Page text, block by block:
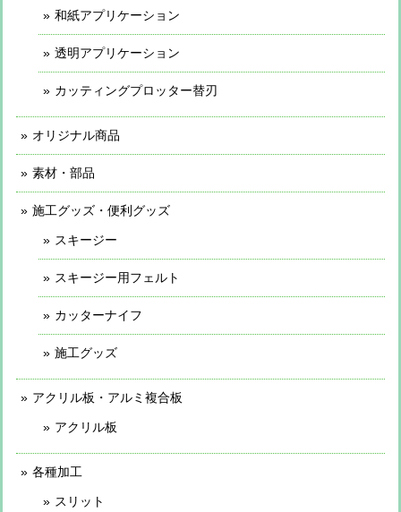
和紙アプリケーション
透明アプリケーション
カッティングプロッター替刃
オリジナル商品
素材・部品
施工グッズ・便利グッズ
スキージー
スキージー用フェルト
カッターナイフ
施工グッズ
アクリル板・アルミ複合板
アクリル板
各種加工
スリット